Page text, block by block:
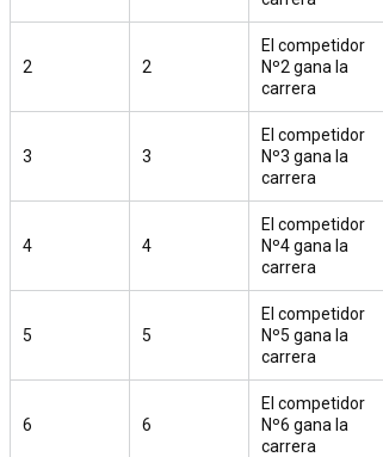
2 2
El competidor
Nº2 gana la
carrera
3 3
El competidor
Nº3 gana la
carrera
4 4
El competidor
Nº4 gana la
carrera
5 5
El competidor
Nº5 gana la
carrera
6 6
El competidor
Nº6 gana la
carrera